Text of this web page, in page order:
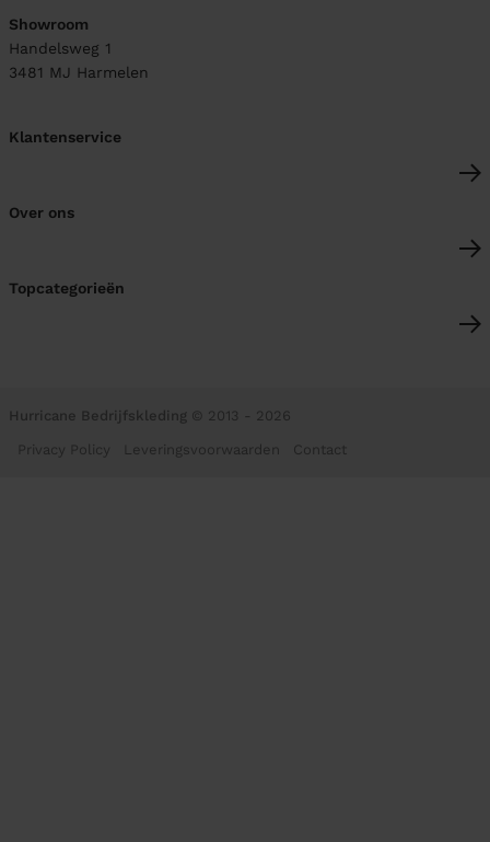
Showroom
Handelsweg 1
3481 MJ Harmelen
Klantenservice
Over ons
Topcategorieën
Hurricane Bedrijfskleding © 2013 - 2026
Privacy Policy Leveringsvoorwaarden Contact